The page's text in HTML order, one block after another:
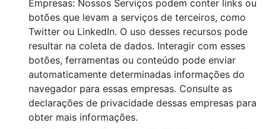
Empresas: Nossos Serviços podem conter links ou
botões que levam a serviços de terceiros, como
Twitter ou LinkedIn. O uso desses recursos pode
resultar na coleta de dados. Interagir com esses
botões, ferramentas ou conteúdo pode enviar
automaticamente determinadas informações do
navegador para essas empresas. Consulte as
declarações de privacidade dessas empresas para
obter mais informações.